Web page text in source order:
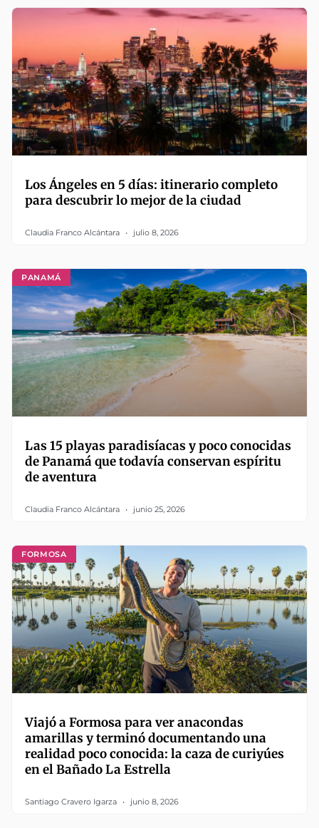
Los Ángeles en 5 días: itinerario completo
para descubrir lo mejor de la ciudad
Claudia Franco Alcántara julio 8, 2026
PANAMÁ
Las 15 playas paradisíacas y poco conocidas
de Panamá que todavía conservan espíritu
de aventura
Claudia Franco Alcántara junio 25, 2026
FORMOSA
Viajó a Formosa para ver anacondas
amarillas y terminó documentando una
realidad poco conocida: la caza de curiyúes
en el Bañado La Estrella
Santiago Cravero Igarza junio 8, 2026